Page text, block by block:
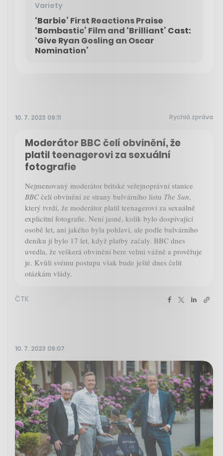
Variety
‘Barbie’ First Reactions Praise
‘Bombastic’ Film and ‘Brilliant’ Cast:
‘Give Ryan Gosling an Oscar
Nomination’
10. 7. 2023 09:11 Rychlá zpráva
Moderátor BBC čelí obvinění, že
platil teenagerovi za sexuální
fotografie
Nejmenovaný moderátor britské veřejnoprávní stanice
BBC čelí obvinění ze strany bulvárního listu The Sun,
který tvrdí, že moderátor platil teenagerovi za sexuálně
explicitní fotografie. Není jasné, kolik bylo dospívající
osobě let, ani jakého byla pohlaví, ale podle bulvárního
deníku jí bylo 17 let, když platby začaly. BBC dnes
uvedla, že veškerá obvinění bere velmi vážně a prověřuje
je. Kvůli svému postupu však bude ještě dnes čelit
otázkám vlády.
ČTK
10. 7. 2023 09:07